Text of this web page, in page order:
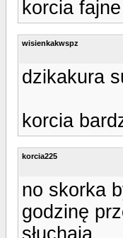
korcia
wisienkakwspz
dzikakura
korcia
korcia225
no skorka
godzinę
słuchają